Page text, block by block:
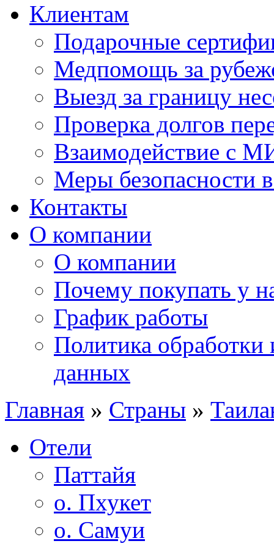
Клиентам
Подарочные
Медпомощь за
Выезд за границу
Проверка долгов
Взаимодействие с
Меры безопасности
Контакты
О компании
О компании
Почему покупать у
График работы
Политика
данных
Главная » Страны »
Отели
Паттайя
о. Пхукет
о. Самуи